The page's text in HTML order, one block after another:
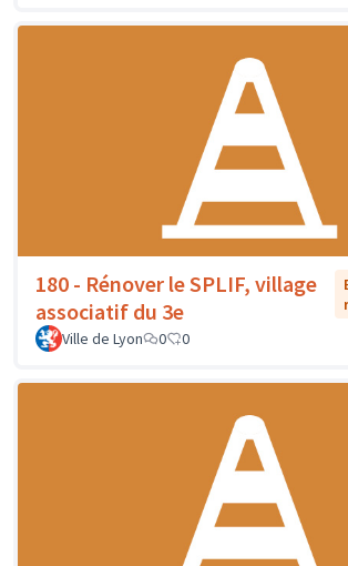
180 - Rénover le SPLIF, village
associatif du 3e
Ville de Lyon
0 0